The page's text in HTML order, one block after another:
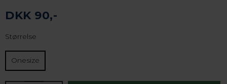
DKK 90,-
Størrelse
Onesize